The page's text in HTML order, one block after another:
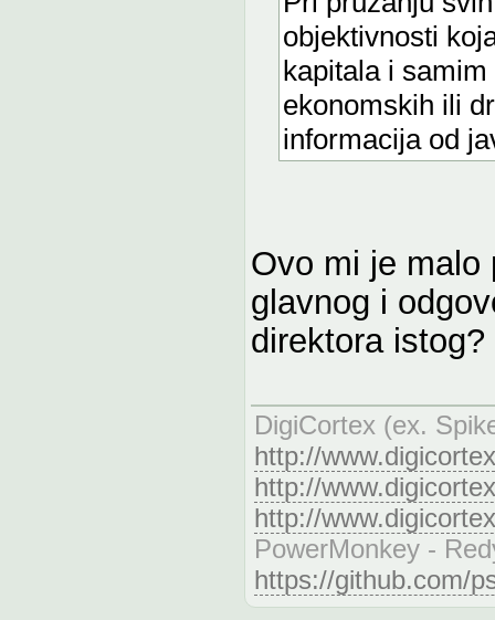
objektivnosti
kapitala i
ekonomskih ili
informacija od
Ovo mi je malo
glavnog i
direktora istog?
DigiCortex (ex.
http://
http://
http://
PowerMonkey -
https://github.com/